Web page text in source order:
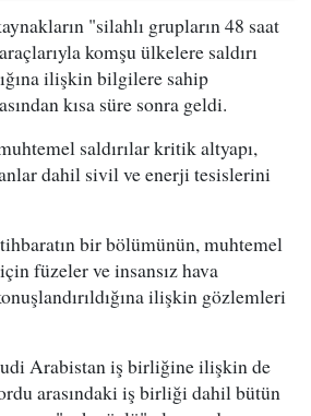
"silahlı grupların 48 saat
komşu ülkelere saldırı
ilişkin bilgilere sahip
kısa süre sonra geldi.
saldırılar kritik altyapı,
dahil sivil ve enerji tesislerini
bir bölümünün, muhtemel
füzeler ve insansız hava
ilişkin gözlemleri
Arabistan iş birliğine ilişkin de
arasındaki iş birliği dahil bütün